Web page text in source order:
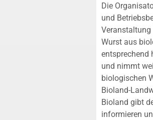
Die
und
Veranstaltung
Wurst aus
entsprechend
und nimmt
biologischen
Bioland-
Bioland gibt
informieren